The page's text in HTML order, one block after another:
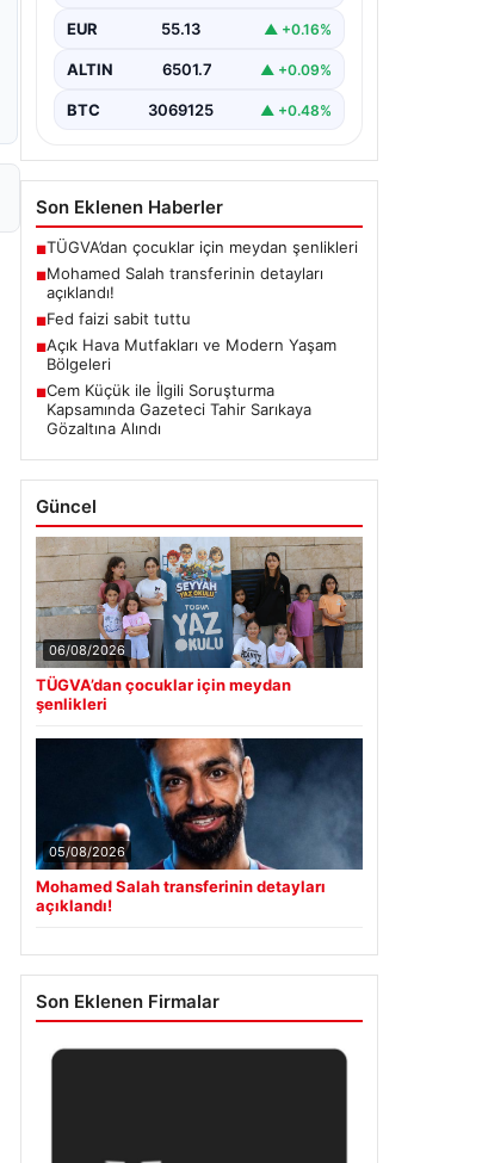
EUR 55.13 ▲ +0.16%
ALTIN 6501.7 ▲ +0.09%
BTC 3069125 ▲ +0.48%
Son Eklenen Haberler
■TÜGVA’dan çocuklar için meydan şenlikleri
■Mohamed Salah transferinin detayları
açıklandı!
■Fed faizi sabit tuttu
■Açık Hava Mutfakları ve Modern Yaşam
Bölgeleri
■Cem Küçük ile İlgili Soruşturma
Kapsamında Gazeteci Tahir Sarıkaya
Gözaltına Alındı
Güncel
06/08/2026
TÜGVA’dan çocuklar için meydan
şenlikleri
05/08/2026
Mohamed Salah transferinin detayları
açıklandı!
Son Eklenen Firmalar